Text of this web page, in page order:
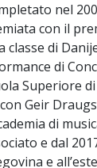
nel
con il
di
di
Geir
di
e dal
e